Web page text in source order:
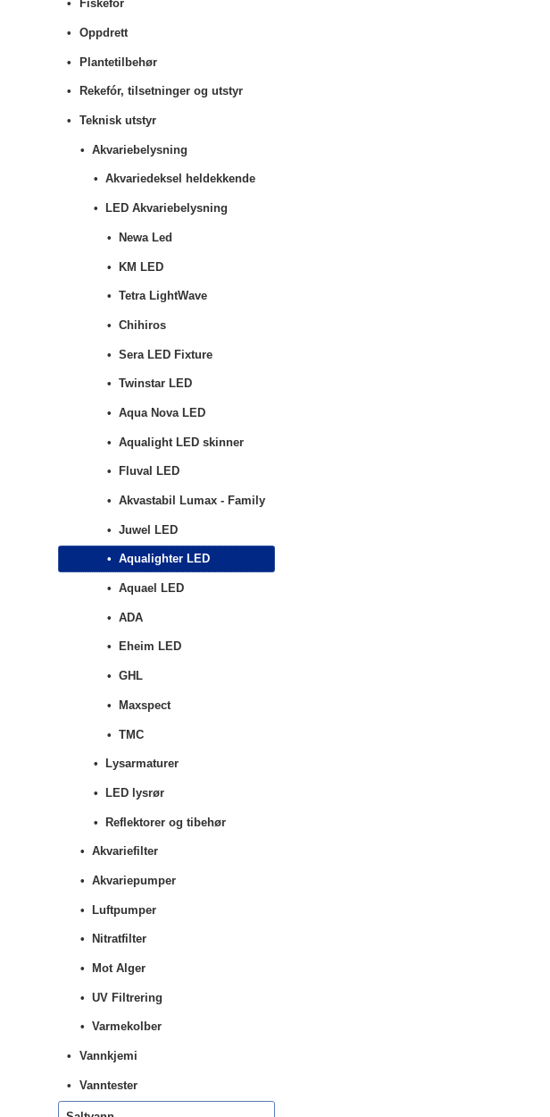
Fiskefòr
Oppdrett
Plantetilbehør
Rekefór, tilsetninger og utstyr
Teknisk utstyr
Akvariebelysning
Akvariedeksel heldekkende
LED Akvariebelysning
Newa Led
KM LED
Tetra LightWave
Chihiros
Sera LED Fixture
Twinstar LED
Aqua Nova LED
Aqualight LED skinner
Fluval LED
Akvastabil Lumax - Family
Juwel LED
Aqualighter LED
Aquael LED
ADA
Eheim LED
GHL
Maxspect
TMC
Lysarmaturer
LED lysrør
Reflektorer og tibehør
Akvariefilter
Akvariepumper
Luftpumper
Nitratfilter
Mot Alger
UV Filtrering
Varmekolber
Vannkjemi
Vanntester